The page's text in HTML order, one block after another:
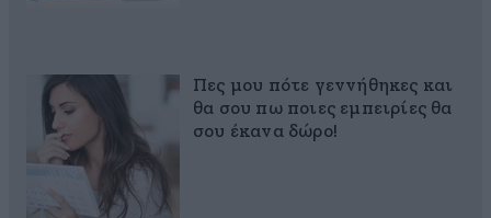
Πες μου πότε γεννήθηκες και
θα σου πω ποιες εμπειρίες θα
σου έκανα δώρο!